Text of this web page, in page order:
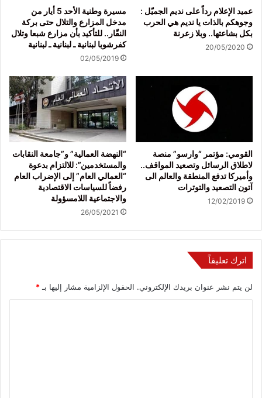
عميد الإعلام رداً على نديم الجميّل :
وجوهكم بالذات يا نديم هي الحرب
بكل بشاعتها.. وبلا زعرنة
20/05/2020
مسيرة وطنية الأحد 5 أيار من
مدخل المزارع والتلال حتى بركة
النقّار.. للتأكيد بأن مزارع شبعا وتلال
كفرشوبا لبنانية ـ لبنانية ـ لبنانية
02/05/2019
القومي: مؤتمر “وارسو” منصة
لاطلاق الرسائل وتصعيد المواقف..
وأميركا تدفع المنطقة والعالم الى
آتون التصعيد والتوترات
12/02/2019
“النهضة العمالية” و”جامعة النقابات
والمستخدمين”: للالتزام بدعوة
“العمالي العام” إلى الإضراب العام
رفضاً للسياسات الاقتصادية
والاجتماعية اللامسؤولة
26/05/2021
اترك تعليقاً
لن يتم نشر عنوان بريدك الإلكتروني. الحقول الإلزامية مشار إليها بـ *